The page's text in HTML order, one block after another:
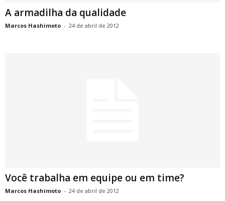
A armadilha da qualidade
Marcos Hashimoto - 24 de abril de 2012
Você trabalha em equipe ou em time?
Marcos Hashimoto - 24 de abril de 2012